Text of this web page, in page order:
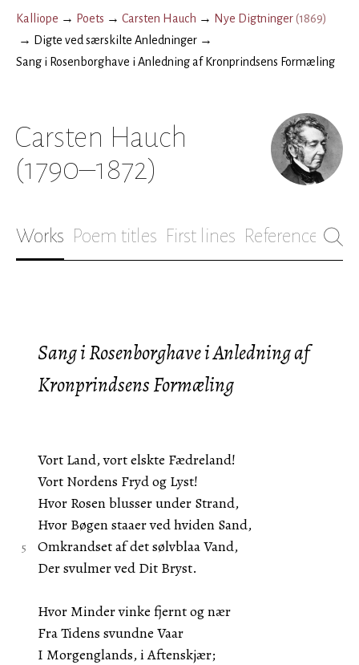
Kalliope → Poets → Carsten Hauch → Nye Digtninger(1869)
→ Digte ved særskilte Anledninger →
Sang i Rosenborghave i Anledning af Kronprindsens Formæling
Carsten Hauch
(1790–1872)
Works Poem titles First lines References
Sang i Rosenborghave i Anledning af
Kronprindsens Formæling
Vort Land, vort elskte Fædreland!
Vort Nordens Fryd og Lyst!
Hvor Rosen blusser under Strand,
Hvor Bøgen staaer ved hviden Sand,
Omkrandset af det sølvblaa Vand,
Der svulmer ved Dit Bryst.
Hvor Minder vinke fjernt og nær
Fra Tidens svundne Vaar
I Morgenglands, i Aftenskjær;